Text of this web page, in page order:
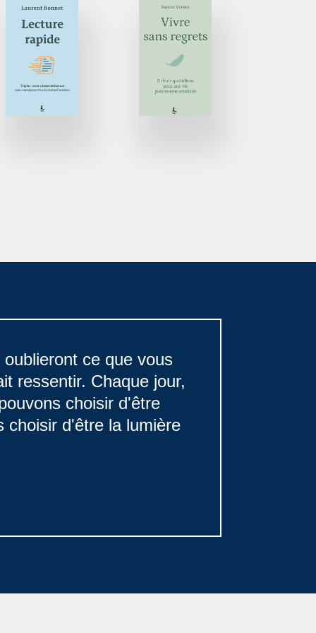
ce que vous
ressentir. Chaque jour,
choisir d'être
choisir d'être la lumière